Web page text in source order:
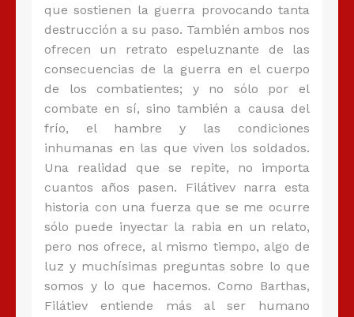
que sostienen la guerra provocando tanta
destrucción a su paso. También ambos nos
ofrecen un retrato espeluznante de las
consecuencias de la guerra en el cuerpo
de los combatientes; y no sólo por el
combate en sí, sino también a causa del
frío, el hambre y las condiciones
inhumanas en las que viven los soldados.
Una realidad que se repite, no importa
cuantos años pasen. Filátivev narra esta
historia con una fuerza que se me ocurre
sólo puede inyectar la rabia en un relato,
pero nos ofrece, al mismo tiempo, algo de
luz y muchísimas preguntas sobre lo que
somos y lo que hacemos. Como Barthas,
Filátiev entiende más al ser humano